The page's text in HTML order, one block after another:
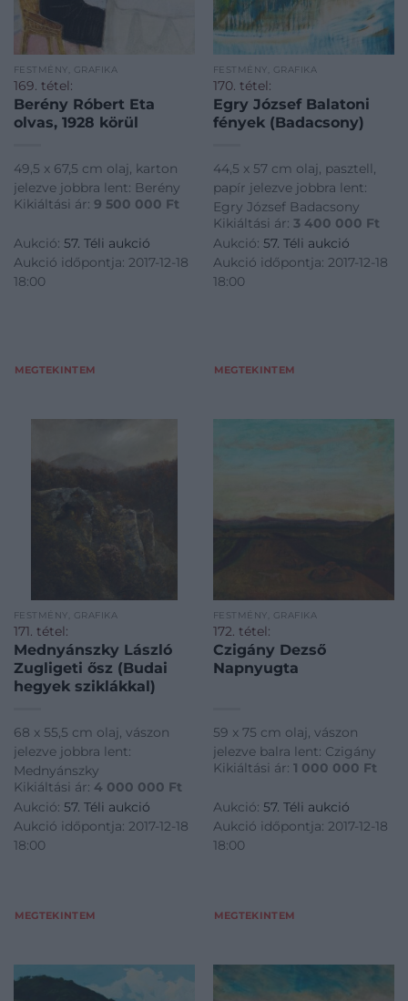
FESTMÉNY, GRAFIKA
169. tétel:
Berény Róbert Eta
olvas, 1928 körül
49,5 x 67,5 cm olaj, karton
jelezve jobbra lent: Berény
Kikiáltási ár: 9 500 000 Ft
Aukció: 57. Téli aukció
Aukció időpontja: 2017-12-18
18:00
MEGTEKINTEM
FESTMÉNY, GRAFIKA
170. tétel:
Egry József Balatoni
fények (Badacsony)
44,5 x 57 cm olaj, pasztell,
papír jelezve jobbra lent:
Egry József Badacsony
Kikiáltási ár: 3 400 000 Ft
Aukció: 57. Téli aukció
Aukció időpontja: 2017-12-18
18:00
MEGTEKINTEM
FESTMÉNY, GRAFIKA
171. tétel:
Mednyánszky László
Zugligeti ősz (Budai
hegyek sziklákkal)
68 x 55,5 cm olaj, vászon
jelezve jobbra lent:
Mednyánszky
Kikiáltási ár: 4 000 000 Ft
Aukció: 57. Téli aukció
Aukció időpontja: 2017-12-18
18:00
MEGTEKINTEM
FESTMÉNY, GRAFIKA
172. tétel:
Czigány Dezső
Napnyugta
59 x 75 cm olaj, vászon
jelezve balra lent: Czigány
Kikiáltási ár: 1 000 000 Ft
Aukció: 57. Téli aukció
Aukció időpontja: 2017-12-18
18:00
MEGTEKINTEM